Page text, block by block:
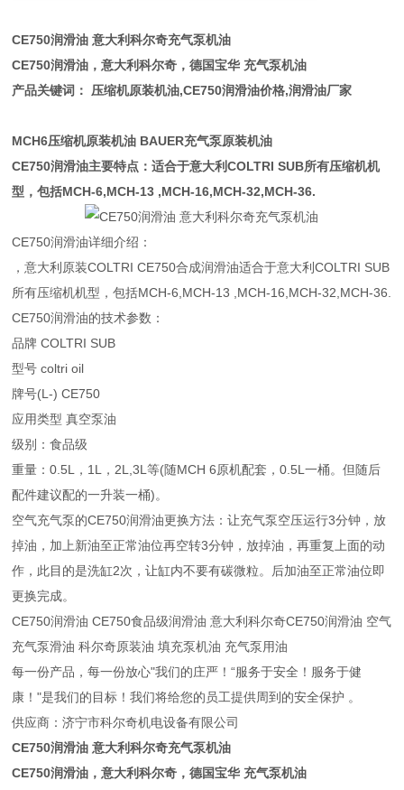
CE750润滑油 意大利科尔奇充气泵机油
CE750润滑油，意大利科尔奇，德国宝华 充气泵机油
产品关键词： 压缩机原装机油,CE750润滑油价格,润滑油厂家
MCH6压缩机原装机油 BAUER充气泵原装机油
CE750润滑油主要特点：适合于意大利COLTRI SUB所有压缩机机
型，包括MCH-6,MCH-13 ,MCH-16,MCH-32,MCH-36.
CE750润滑油详细介绍：
，意大利原装COLTRI CE750合成润滑油适合于意大利COLTRI SUB
所有压缩机机型，包括MCH-6,MCH-13 ,MCH-16,MCH-32,MCH-36.
CE750润滑油的技术参数：
品牌 COLTRI SUB
型号 coltri oil
牌号(L-) CE750
应用类型 真空泵油
级别：食品级
重量：0.5L，1L，2L,3L等(随MCH 6原机配套，0.5L一桶。但随后
配件建议配的一升装一桶)。
空气充气泵的CE750润滑油更换方法：让充气泵空压运行3分钟，放
掉油，加上新油至正常油位再空转3分钟，放掉油，再重复上面的动
作，此目的是洗缸2次，让缸内不要有碳微粒。后加油至正常油位即
更换完成。
CE750润滑油 CE750食品级润滑油 意大利科尔奇CE750润滑油 空气
充气泵滑油 科尔奇原装油 填充泵机油 充气泵用油
每一份产品，每一份放心"我们的庄严！“服务于安全！服务于健
康！"是我们的目标！我们将给您的员工提供周到的安全保护 。
供应商：济宁市科尔奇机电设备有限公司
CE750润滑油 意大利科尔奇充气泵机油
CE750润滑油，意大利科尔奇，德国宝华 充气泵机油